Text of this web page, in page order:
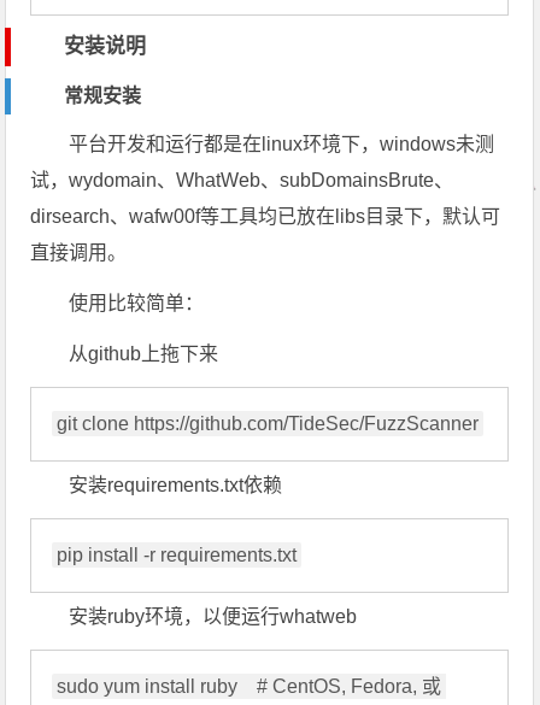
安装说明
常规安装
平台开发和运行都是在linux环境下，windows未测
试，wydomain、WhatWeb、subDomainsBrute、
dirsearch、wafw00f等工具均已放在libs目录下，默认可
直接调用。
使用比较简单：
从github上拖下来
安装requirements.txt依赖
pip install -r requirements.txt
安装ruby环境，以便运行whatweb
sudo yum install ruby    # CentOS, Fedora, 或